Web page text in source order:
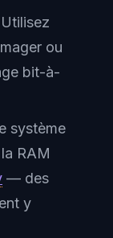
ou
bit-à-
système
RAM
— des
y